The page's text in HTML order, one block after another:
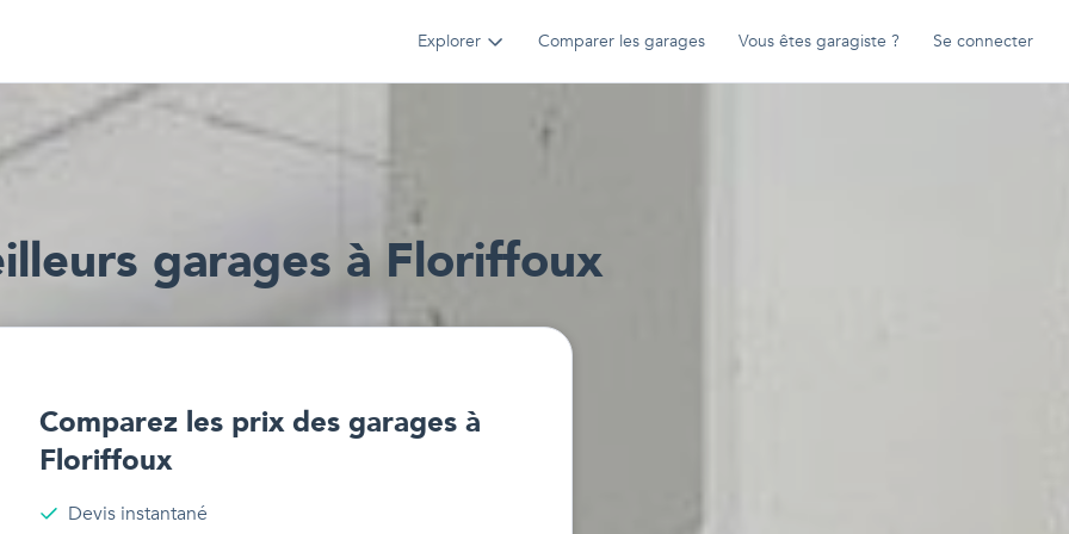
Explorer Comparer les garages Vous êtes garagiste ? Se connecter
s garages à Floriffoux
Comparez les prix des garages à
Floriffoux
Devis instantané